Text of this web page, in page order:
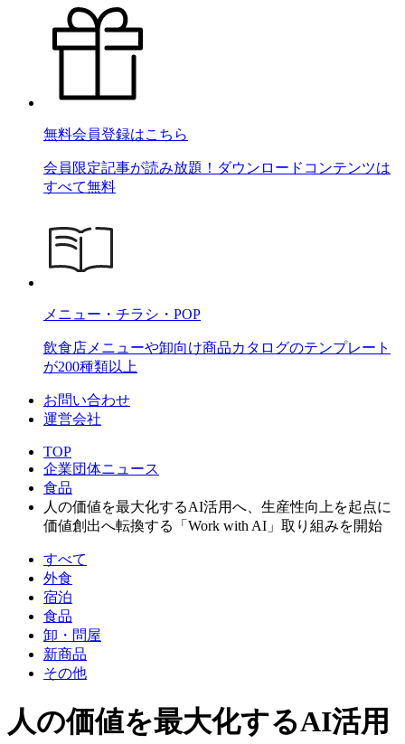
無料会員登録はこちら
会員限定記事が読み放題！ダウンロードコンテンツは
すべて無料
メニュー・チラシ・POP
飲食店メニューや卸向け商品カタログのテンプレート
が200種類以上
お問い合わせ
運営会社
TOP
企業団体ニュース
食品
人の価値を最大化するAI活用へ、生産性向上を起点に
価値創出へ転換する「Work with AI」取り組みを開始
すべて
外食
宿泊
食品
卸・問屋
新商品
その他
人の価値を最大化するAI活用